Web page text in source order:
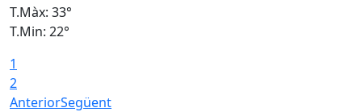
T.Màx: 33°
T.Min: 22°
1
2
AnteriorSegüent